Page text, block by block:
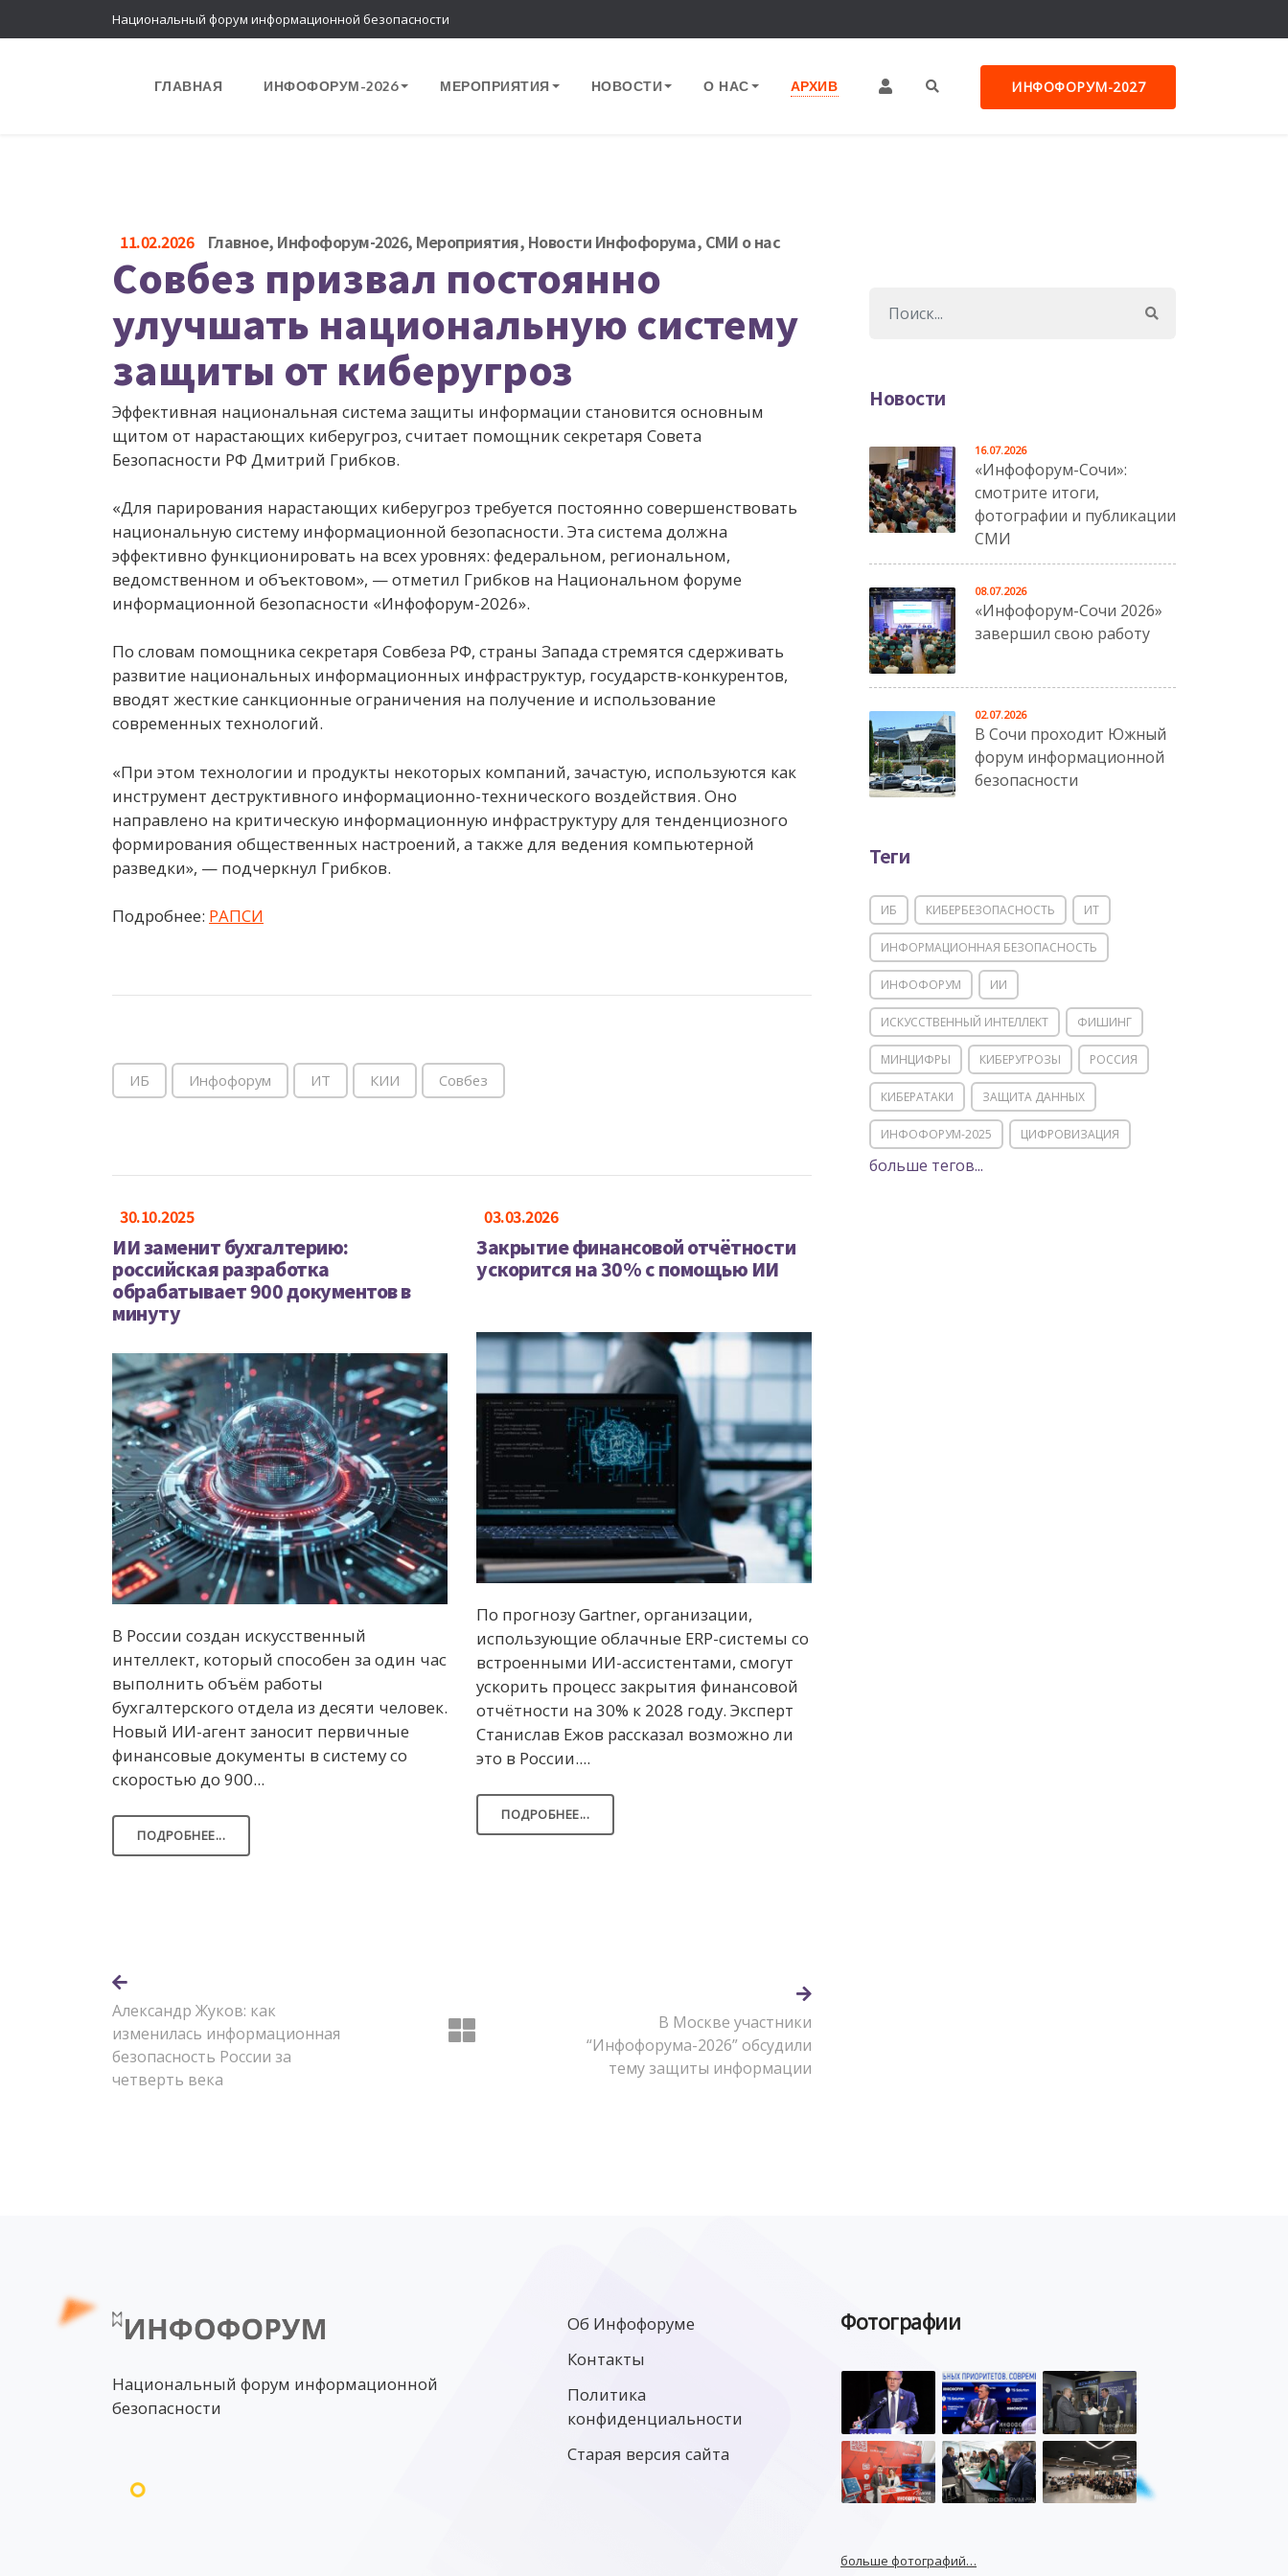
Национальный форум информационной безопасности
ГЛАВНАЯ ИНФОФОРУМ-2026 МЕРОПРИЯТИЯ НОВОСТИ О НАС АРХИВ ИНФОФОРУМ-2027
11.02.2026 Главное, Инфофорум-2026, Мероприятия, Новости Инфофорума, СМИ о нас
Совбез призвал постоянно
улучшать национальную систему
защиты от киберугроз
Эффективная национальная система защиты информации становится основным
щитом от нарастающих киберугроз, считает помощник секретаря Совета
Безопасности РФ Дмитрий Грибков.
«Для парирования нарастающих киберугроз требуется постоянно совершенствовать
национальную систему информационной безопасности. Эта система должна
эффективно функционировать на всех уровнях: федеральном, региональном,
ведомственном и объектовом», — отметил Грибков на Национальном форуме
информационной безопасности «Инфофорум-2026».
По словам помощника секретаря Совбеза РФ, страны Запада стремятся сдерживать
развитие национальных информационных инфраструктур, государств-конкурентов,
вводят жесткие санкционные ограничения на получение и использование
современных технологий.
«При этом технологии и продукты некоторых компаний, зачастую, используются как
инструмент деструктивного информационно-технического воздействия. Оно
направлено на критическую информационную инфраструктуру для тенденциозного
формирования общественных настроений, а также для ведения компьютерной
разведки», — подчеркнул Грибков.
Подробнее: РАПСИ
ИБ Инфофорум ИТ КИИ Совбез
30.10.2025
ИИ заменит бухгалтерию:
российская разработка
обрабатывает 900 документов в
минуту
В России создан искусственный
интеллект, который способен за один час
выполнить объём работы
бухгалтерского отдела из десяти человек.
Новый ИИ-агент заносит первичные
финансовые документы в систему со
скоростью до 900...
ПОДРОБНЕЕ...
03.03.2026
Закрытие финансовой отчётности
ускорится на 30% с помощью ИИ
По прогнозу Gartner, организации,
использующие облачные ERP-системы со
встроенными ИИ-ассистентами, смогут
ускорить процесс закрытия финансовой
отчётности на 30% к 2028 году. Эксперт
Станислав Ежов рассказал возможно ли
это в России....
ПОДРОБНЕЕ...
Александр Жуков: как
изменилась информационная
безопасность России за
четверть века
В Москве участники
“Инфофорума-2026” обсудили
тему защиты информации
Новости
«Инфофорум-Сочи»:
смотрите итоги,
фотографии и публикации
СМИ
16.07.2026
«Инфофорум-Сочи 2026»
завершил свою работу
08.07.2026
В Сочи проходит Южный
форум информационной
безопасности
02.07.2026
Теги
ИБ КИБЕРБЕЗОПАСНОСТЬ ИТ
ИНФОРМАЦИОННАЯ БЕЗОПАСНОСТЬ
ИНФОФОРУМ ИИ
ИСКУССТВЕННЫЙ ИНТЕЛЛЕКТ ФИШИНГ
МИНЦИФРЫ КИБЕРУГРОЗЫ РОССИЯ
КИБЕРАТАКИ ЗАЩИТА ДАННЫХ
ИНФОФОРУМ-2025 ЦИФРОВИЗАЦИЯ
КИИ ИТ-ИНФРАСТРУКТУРА
больше тегов...
Национальный форум информационной
безопасности
Об Инфофоруме
Контакты
Политика
конфиденциальности
Старая версия сайта
Фотографии
больше фотографий…